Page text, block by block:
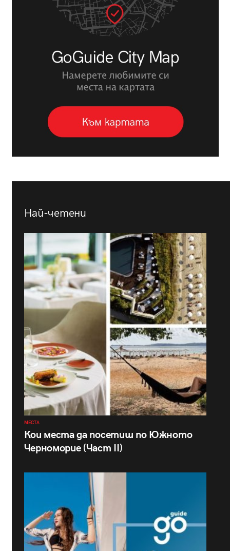
Най-четени
МЕСТА
Кои места да посетиш по Южното
Черноморие (Част II)